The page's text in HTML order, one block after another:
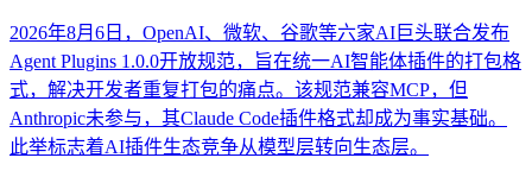
2026年8月6日，OpenAI、微软、谷歌等六家AI巨头联合发布
Agent Plugins 1.0.0开放规范，旨在统一AI智能体插件的打包格
式，解决开发者重复打包的痛点。该规范兼容MCP，但
Anthropic未参与，其Claude Code插件格式却成为事实基础。
此举标志着AI插件生态竞争从模型层转向生态层。